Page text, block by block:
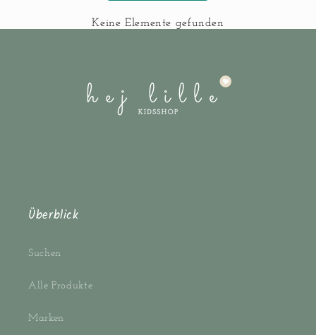
Keine Elemente gefunden
Überblick
Suchen
Alle Produkte
Marken